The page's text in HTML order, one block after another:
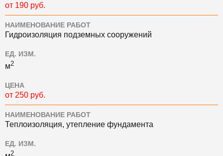
от 190 руб.
НАИМЕНОВАНИЕ РАБОТ
Гидроизоляция подземных сооружений
ЕД. ИЗМ.
м2
ЦЕНА
от 250 руб.
НАИМЕНОВАНИЕ РАБОТ
Теплоизоляция, утепление фундамента
ЕД. ИЗМ.
2